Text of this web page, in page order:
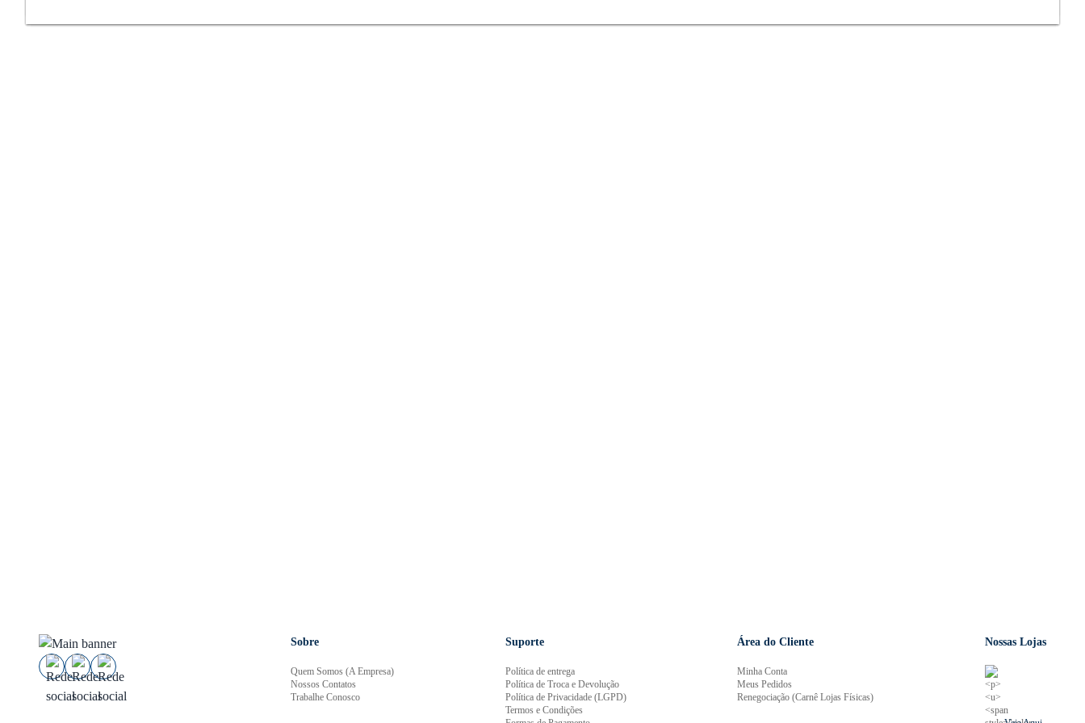
Sobre
Quem Somos (A Empresa)
Nossos Contatos
Trabalhe Conosco
Suporte
Política de entrega
Política de Troca e Devolução
Política de Privacidade (LGPD)
Termos e Condições
Área do Cliente
Minha Conta
Meus Pedidos
Renegociação (Carnê Lojas Físicas)
Nossas Lojas